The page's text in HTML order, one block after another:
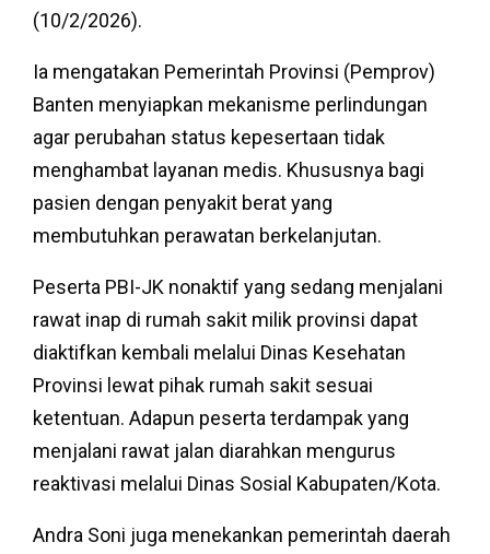
(10/2/2026).
Ia mengatakan Pemerintah Provinsi (Pemprov)
Banten menyiapkan mekanisme perlindungan
agar perubahan status kepesertaan tidak
menghambat layanan medis. Khususnya bagi
pasien dengan penyakit berat yang
membutuhkan perawatan berkelanjutan.
Peserta PBI-JK nonaktif yang sedang menjalani
rawat inap di rumah sakit milik provinsi dapat
diaktifkan kembali melalui Dinas Kesehatan
Provinsi lewat pihak rumah sakit sesuai
ketentuan. Adapun peserta terdampak yang
menjalani rawat jalan diarahkan mengurus
reaktivasi melalui Dinas Sosial Kabupaten/Kota.
Andra Soni juga menekankan pemerintah daerah